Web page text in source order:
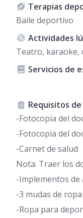
Terapias
Baile deportivo
Actividades
Teatro, karaoke,
Servicios de
Requisitos
-Fotocopia del
-Fotocopia del
-Carnet de salud
Nota: Traer los
-Implementos de
-3 mudas de
-Ropa para